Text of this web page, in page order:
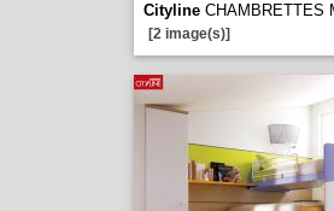
CitylineCHAMBRETTES
[2 image(s)]